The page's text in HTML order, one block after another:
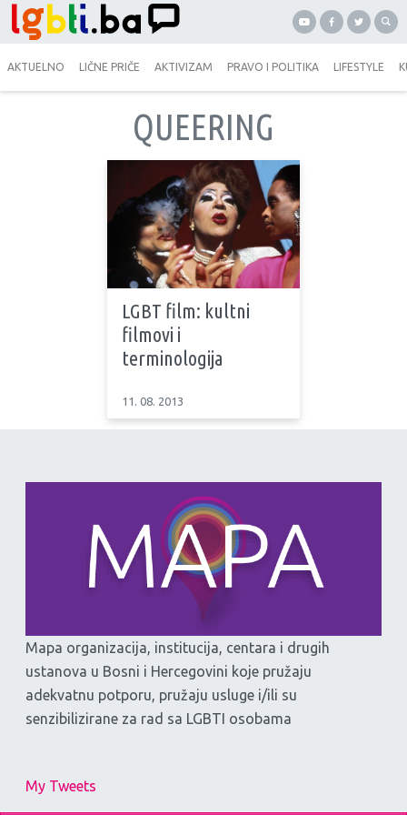
AKTUELNO LIČNE PRIČE AKTIVIZAM PRAVO I POLITIKA LIFESTYLE
QUEERING
LGBT film: kultni
filmovi i
terminologija
11. 08. 2013
Mapa organizacija, institucija, centara i drugih
ustanova u Bosni i Hercegovini koje pružaju
adekvatnu potporu, pružaju usluge i/ili su
senzibilizirane za rad sa LGBTI osobama
My Tweets